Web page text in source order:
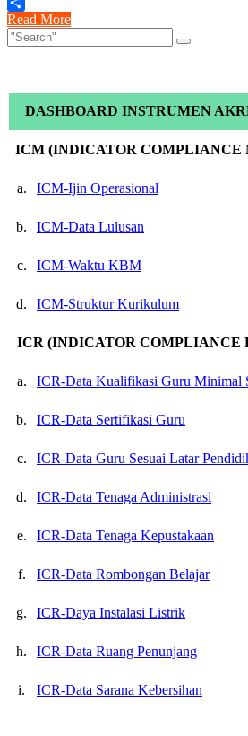
Share
Read More
DASHBOARD INSTRUMEN
ICM (INDICATOR COMPLIANCE
a. ICM-Ijin Operasional
b. ICM-Data Lulusan
c. ICM-Waktu KBM
d. ICM-Struktur Kurikulum
ICR (INDICATOR COMPLIANCE
a. ICR-Data Kualifikasi Guru Minimal
b. ICR-Data Sertifikasi Guru
c. ICR-Data Guru Sesuai Latar
d. ICR-Data Tenaga Administrasi
e. ICR-Data Tenaga Kepustakaan
f. ICR-Data Rombongan Belajar
g. ICR-Daya Instalasi Listrik
h. ICR-Data Ruang Penunjang
i. ICR-Data Sarana Kebersihan